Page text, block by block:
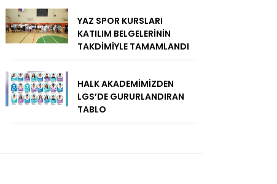
YAZ SPOR KURSLARI
KATILIM BELGELERİNİN
TAKDİMİYLE TAMAMLANDI
HALK AKADEMİMİZDEN
LGS’DE GURURLANDIRAN
TABLO